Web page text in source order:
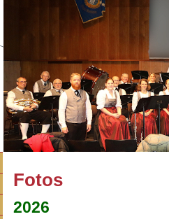
Fotos
2026